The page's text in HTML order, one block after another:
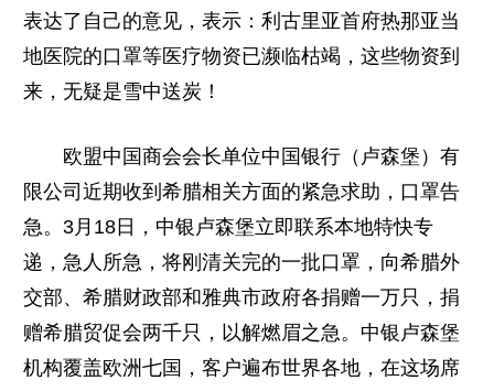
表达了自己的意见，表示：利古里亚首府热那亚当
地医院的口罩等医疗物资已濒临枯竭，这些物资到
来，无疑是雪中送炭！
欧盟中国商会会长单位中国银行（卢森堡）有
限公司近期收到希腊相关方面的紧急求助，口罩告
急。3月18日，中银卢森堡立即联系本地特快专
递，急人所急，将刚清关完的一批口罩，向希腊外
交部、希腊财政部和雅典市政府各捐赠一万只，捐
赠希腊贸促会两千只，以解燃眉之急。中银卢森堡
机构覆盖欧洲七国，客户遍布世界各地，在这场席